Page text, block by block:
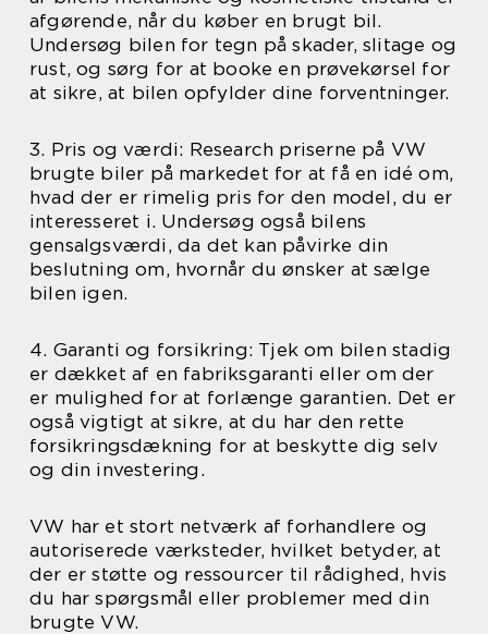
afgørende, når du køber en brugt bil.
Undersøg bilen for tegn på skader, slitage og
rust, og sørg for at booke en prøvekørsel for
at sikre, at bilen opfylder dine forventninger.
3. Pris og værdi: Research priserne på VW
brugte biler på markedet for at få en idé om,
hvad der er rimelig pris for den model, du er
interesseret i. Undersøg også bilens
gensalgsværdi, da det kan påvirke din
beslutning om, hvornår du ønsker at sælge
bilen igen.
4. Garanti og forsikring: Tjek om bilen stadig
er dækket af en fabriksgaranti eller om der
er mulighed for at forlænge garantien. Det er
også vigtigt at sikre, at du har den rette
forsikringsdækning for at beskytte dig selv
og din investering.
VW har et stort netværk af forhandlere og
autoriserede værksteder, hvilket betyder, at
der er støtte og ressourcer til rådighed, hvis
du har spørgsmål eller problemer med din
brugte VW.